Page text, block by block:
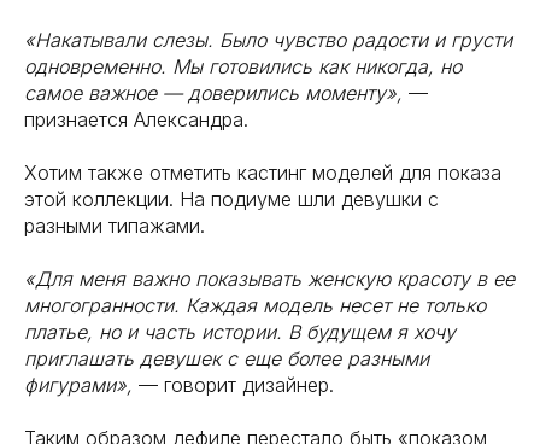
«Накатывали слезы. Было чувство радости и грусти
одновременно. Мы готовились как никогда, но
самое важное — доверились моменту», —
признается Александра.
Хотим также отметить кастинг моделей для показа
этой коллекции. На подиуме шли девушки с
разными типажами.
«Для меня важно показывать женскую красоту в ее
многогранности. Каждая модель несет не только
платье, но и часть истории. В будущем я хочу
приглашать девушек с еще более разными
фигурами», — говорит дизайнер.
Таким образом дефиле перестало быть «показом